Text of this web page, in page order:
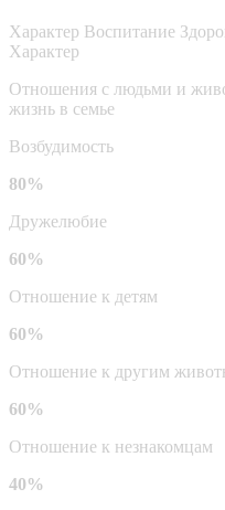
Характер Воспитание
Характер
Отношения с людьми и
жизнь в семье
Возбудимость
80%
Дружелюбие
60%
Отношение к детям
60%
Отношение к другим
60%
Отношение к незнакомцам
40%